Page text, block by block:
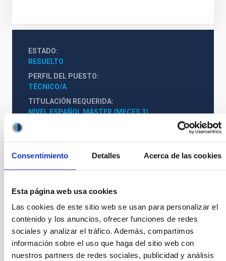
Consentimiento Detalles Acerca de las cookies
Esta página web usa cookies
Las cookies de este sitio web se usan para personalizar el
contenido y los anuncios, ofrecer funciones de redes
sociales y analizar el tráfico. Además, compartimos
información sobre el uso que haga del sitio web con
nuestros partners de redes sociales, publicidad y análisis
ESTADO
RESUELTO
PERFIL DEL PUESTO
TÉCNICO/A
TITULACIÓN REQUERIDA
NIVEL ESPAÑOL MÁSTER (MECES 3)
PROMOCIÓN INTERNA
PS-2025-009_BASES CONVOCATORIA
ANEXO III SOLICITUD